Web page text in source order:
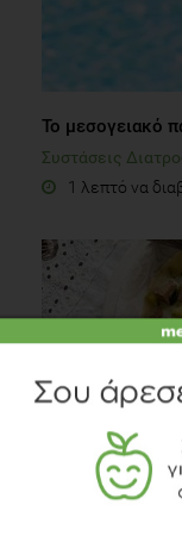
Το μεσογειακό
Συστάσεις
1 λεπτό να
VIDEO